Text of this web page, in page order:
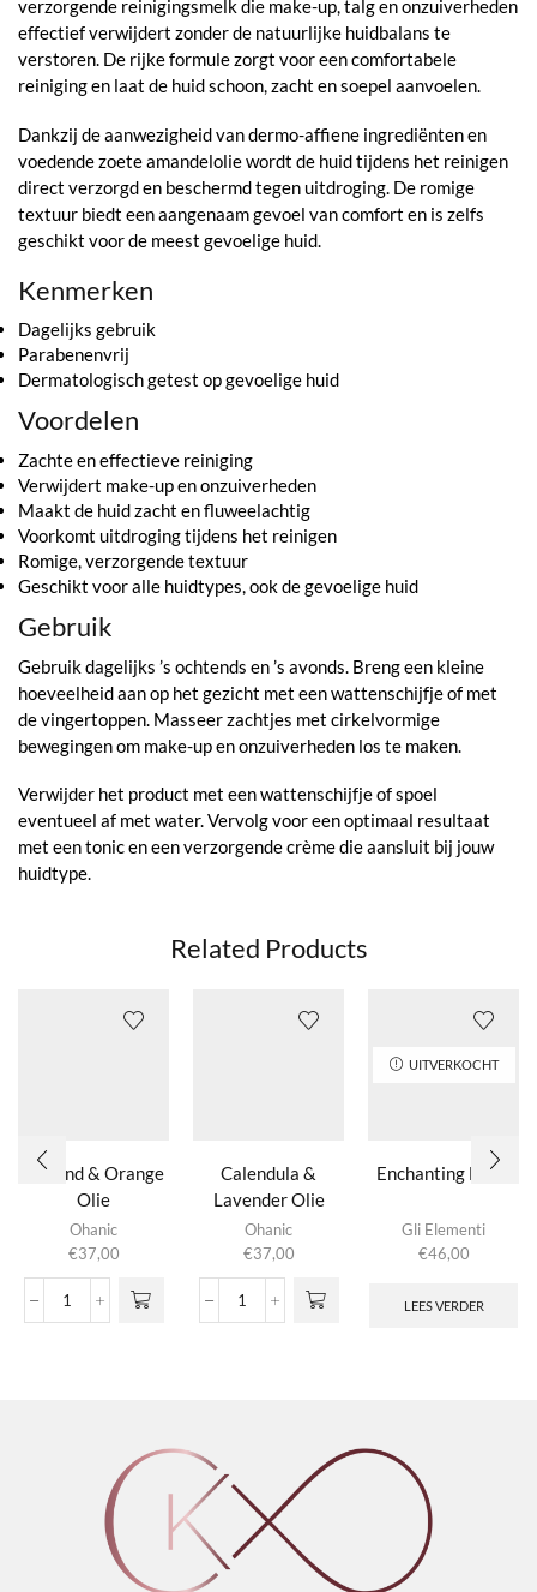
verzorgende reinigingsmelk die make-up, talg en onzuiverheden
effectief verwijdert zonder de natuurlijke huidbalans te
verstoren. De rijke formule zorgt voor een comfortabele
reiniging en laat de huid schoon, zacht en soepel aanvoelen.
Dankzij de aanwezigheid van dermo-affiene ingrediënten en
voedende zoete amandelolie wordt de huid tijdens het reinigen
direct verzorgd en beschermd tegen uitdroging. De romige
textuur biedt een aangenaam gevoel van comfort en is zelfs
geschikt voor de meest gevoelige huid.
Kenmerken
Dagelijks gebruik
Parabenenvrij
Dermatologisch getest op gevoelige huid
Voordelen
Zachte en effectieve reiniging
Verwijdert make-up en onzuiverheden
Maakt de huid zacht en fluweelachtig
Voorkomt uitdroging tijdens het reinigen
Romige, verzorgende textuur
Geschikt voor alle huidtypes, ook de gevoelige huid
Gebruik
Gebruik dagelijks ’s ochtends en ’s avonds. Breng een kleine
hoeveelheid aan op het gezicht met een wattenschijfje of met
de vingertoppen. Masseer zachtjes met cirkelvormige
bewegingen om make-up en onzuiverheden los te maken.
Verwijder het product met een wattenschijfje of spoel
eventueel af met water. Vervolg voor een optimaal resultaat
met een tonic en een verzorgende crème die aansluit bij jouw
huidtype.
Related Products
Almond & Orange
Olie
Ohanic
€37,00
Almond
Calendula &
Lavender Olie
Ohanic
€37,00
Calendula
UITVERKOCHT
Enchanting Elixir
Gli Elementi
€46,00
LEES VERDER